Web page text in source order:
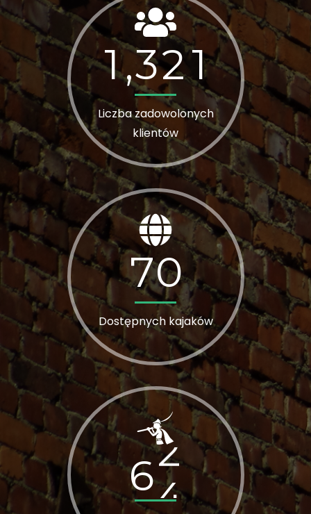
Liczba zadowolonych
klientów
1,321
Dostępnych kajaków
70
64